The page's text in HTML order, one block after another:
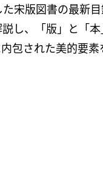
宋版図書の最新
し、「版」と「
包された美的要